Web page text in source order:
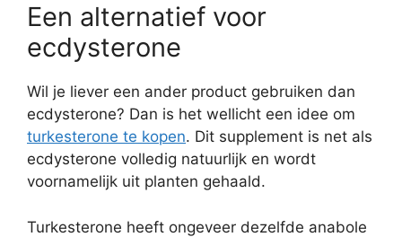
Een alternatief voor
ecdysterone
Wil je liever een ander product gebruiken dan
ecdysterone? Dan is het wellicht een idee om
turkesterone te kopen. Dit supplement is net als
ecdysterone volledig natuurlijk en wordt
voornamelijk uit planten gehaald.
Turkesterone heeft ongeveer dezelfde anabole